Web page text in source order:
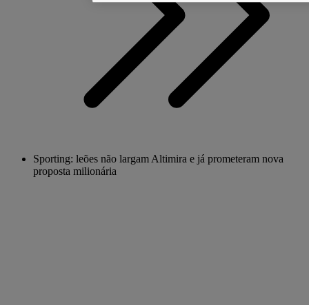
Sporting: leões não largam Altimira e já prometeram nova
proposta milionária